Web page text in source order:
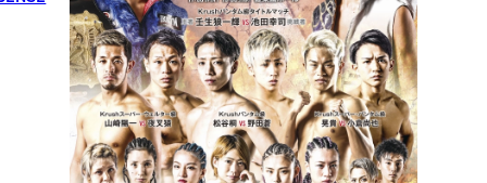
العربية